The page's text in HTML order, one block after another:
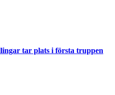
tar plats i första truppen